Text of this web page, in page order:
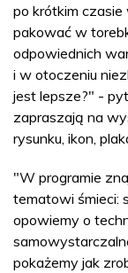
po krótkim
pakować w
odpowiednich
i w otoczeniu
jest lepsze?" -
zapraszają na
rysunku, ikon,
"W programie
tematowi śmieci:
opowiemy o
pokażemy jak